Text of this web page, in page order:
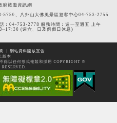
府旅遊資訊網
5750、八卦山大佛風景區遊客中心04-753-2755
：04-753-2778 服務時間：週一至週五 上午
(週六、日及例假日休息)
網站資料開放宣告
版本
得以任何形式複製和採用 COPYRIGHT ©